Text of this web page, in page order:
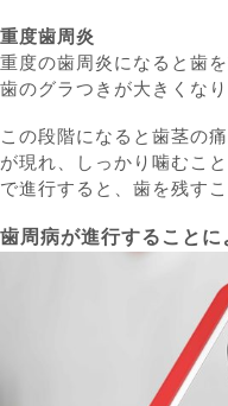
重度歯周炎
重度の歯周炎になると歯
歯のグラつきが大きくなり
この段階になると歯茎の
が現れ、しっかり噛むこ
で進行すると、歯を残す
歯周病が進行することに